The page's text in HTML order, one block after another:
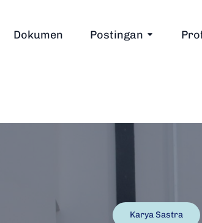
Dokumen Postingan
Karya Sastra